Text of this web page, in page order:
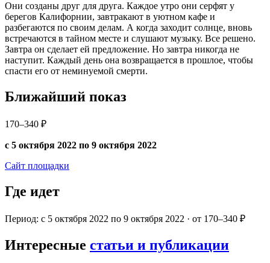
Они созданы друг для друга. Каждое утро они серфят у
берегов Калифорнии, завтракают в уютном кафе и
разбегаются по своим делам. А когда заходит солнце, вновь
встречаются в тайном месте и слушают музыку. Все решено.
Завтра он сделает ей предложение. Но завтра никогда не
наступит. Каждый день она возвращается в прошлое, чтобы
спасти его от неминуемой смерти.
Ближайший показ
170–340 ₽
с 5 октября 2022 по 9 октября 2022
Сайт площадки
Где идет
Период: с 5 октября 2022 по 9 октября 2022 · от 170–340 ₽
Интересные статьи и публикации